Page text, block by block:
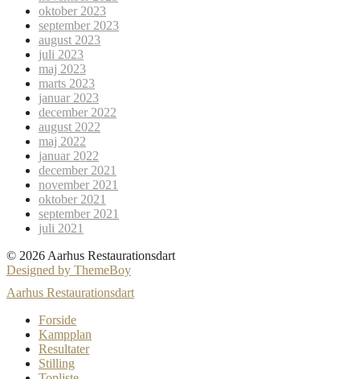
oktober 2023
september 2023
august 2023
juli 2023
maj 2023
marts 2023
januar 2023
december 2022
august 2022
maj 2022
januar 2022
december 2021
november 2021
oktober 2021
september 2021
juli 2021
© 2026 Aarhus Restaurationsdart
Designed by ThemeBoy
Aarhus Restaurationsdart
Forside
Kampplan
Resultater
Stilling